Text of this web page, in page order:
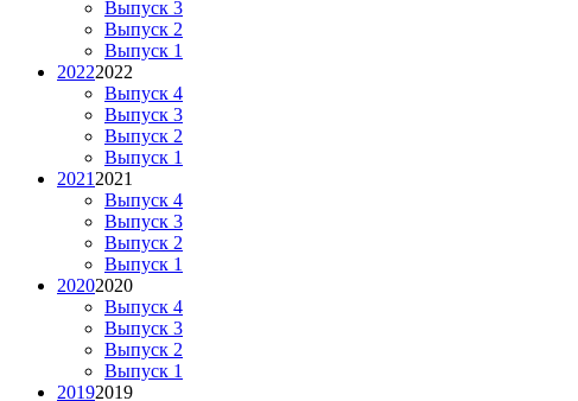
Выпуск 3
Выпуск 2
Выпуск 1
20222022
Выпуск 4
Выпуск 3
Выпуск 2
Выпуск 1
2021 2021
Выпуск 4
Выпуск 3
Выпуск 2
Выпуск 1
20202020
Выпуск 4
Выпуск 3
Выпуск 2
Выпуск 1
20192019